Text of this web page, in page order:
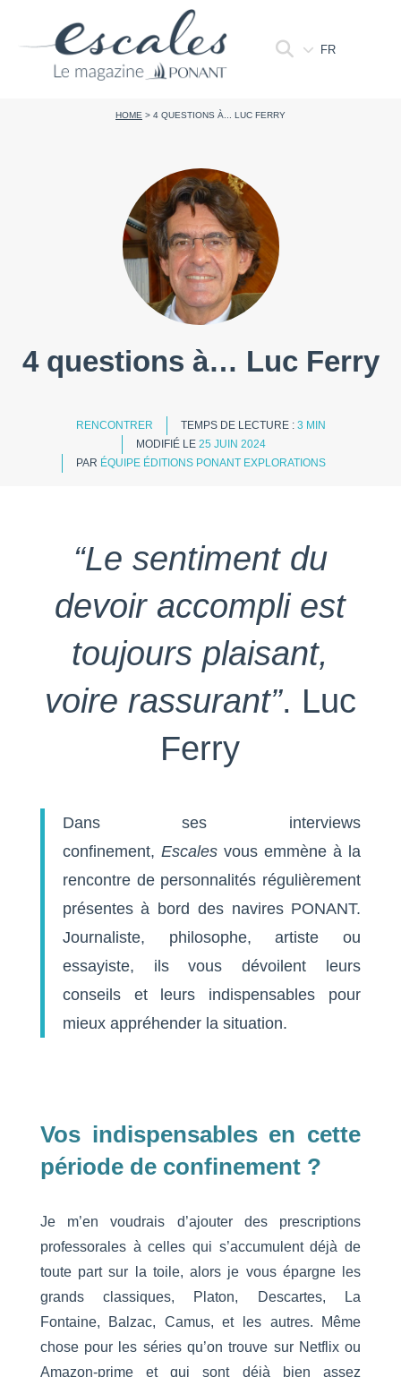
FR
HOME > 4 QUESTIONS À... LUC FERRY
4 questions à… Luc Ferry
RENCONTRER TEMPS DE LECTURE : 3 MIN
MODIFIÉ LE 25 JUIN 2024
PAR ÉQUIPE ÉDITIONS PONANT EXPLORATIONS
“Le sentiment du
devoir accompli est
toujours plaisant,
voire rassurant”. Luc
Ferry
Dans ses interviews
confinement, Escalesvous emmène à la
rencontre de personnalités régulièrement
présentes à bord des navires PONANT.
Journaliste, philosophe, artiste ou
essayiste, ils vous dévoilent leurs
conseils et leurs indispensables pour
mieux appréhender la situation.
Vos indispensables en cette
période de confinement ?
Je m’en voudrais d’ajouter des prescriptions
professorales à celles qui s’accumulent déjà de
toute part sur la toile, alors je vous épargne les
grands classiques, Platon, Descartes, La
Fontaine, Balzac, Camus, et les autres. Même
chose pour les séries qu’on trouve sur Netflix ou
Amazon-prime et qui sont déjà bien assez